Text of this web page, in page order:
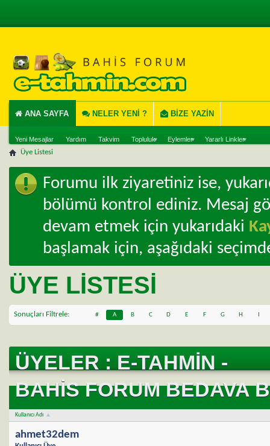
ANA SAYFA
Yeni Mesajlar Yardım Takvim Topluluk Eylemler Yararlı Linkler
NELER YENI ? BIZE YAZIN
Üye Listesi
Forumu ilk ziyaretiniz ise,
bölümü kontrol ediniz. Mesaj
devam etmek için yukarıdaki
başlamak için, aşağıdaki
ÜYE LISTESI
Sonuçları Filtrele # A B C D E F G H
ÜYELER : E-TAHMIN -
BAHIS FORUM BEDAVA
Kullanıcı Adı
ahmet32dem